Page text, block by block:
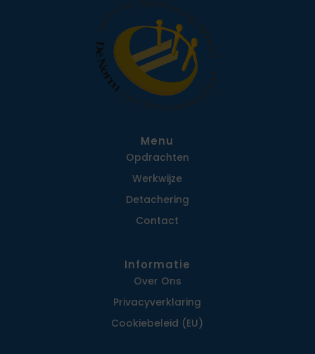
Menu
Opdrachten
Werkwijze
Detachering
Contact
Informatie
Over Ons
Privacy­verklaring
Cookiebeleid (EU)